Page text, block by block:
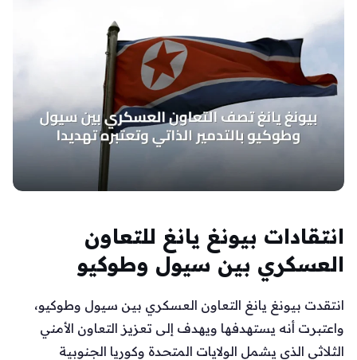
انتقادات بيونغ يانغ للتعاون
العسكري بين سيول وطوكيو
انتقدت بيونغ يانغ التعاون العسكري بين سيول وطوكيو،
واعتبرت أنه يستهدفها ويهدف إلى تعزيز التعاون الأمني
الثلاثي الذي يشمل الولايات المتحدة وكوريا الجنوبية